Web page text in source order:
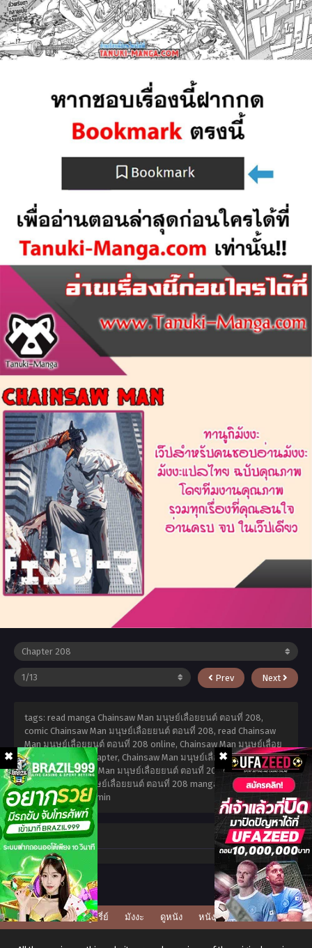
Prev Next
tags: read manga Chainsaw Man มนุษย์เลื่อยยนต์ ตอนที่ 208,
comic Chainsaw Man มนุษย์เลื่อยยนต์ ตอนที่ 208, read Chainsaw
Man มนุษย์เลื่อยยนต์ ตอนที่ 208 online, Chainsaw Man มนุษย์เลื่อย
ยนต์ ตอนที่ 208 chapter, Chainsaw Man มนุษย์เลื่อยยนต์ ตอนที่ 208
chapter, Chainsaw Man มนุษย์เลื่อยยนต์ ตอนที่ 208 high quality,
Chainsaw Man มนุษย์เลื่อยยนต์ ตอนที่ 208 manga scan,
กรกฎาคม
11, 2025,admin admin
Comment
ดูซีรี่ย์ มังงะ ดูหนัง หนังโป๊